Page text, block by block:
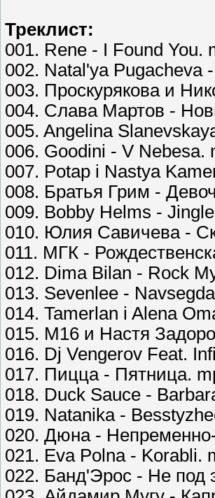
Треклист:
001. Rene - I Found You.
002. Natal'ya Pugacheva
003. Проскурякова и
004. Слава Мартов -
005. Angelina
006. Goodini - V Nebesa.
007. Potap i Nastya
008. Братья Грим -
009. Bobby Helms -
010. Юлия Савичева -
011. МГК -
012. Dima Bilan - Rock
013. Sevenlee -
014. Tamerlan i Alena
015. М16 и Настя
016. Dj Vengerov Feat.
017. Пицца - Пятница.
018. Duck Sauce -
019. Natanika -
020. Дюна -
021. Eva Polna - Korabli.
022. Банд'Эрос - Не под